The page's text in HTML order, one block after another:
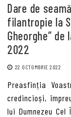
Dare de
filantropie la
Gheorghe”
2022
22 OCTOMBRIE 2022
Preasfinția
credincioși,
lui Dumnezeu